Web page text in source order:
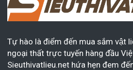
Tự hào là điểm đến mua sắm vật
ngoại thất trực tuyến hàng đầu
Sieuthivatlieu.net hứa hẹn đem